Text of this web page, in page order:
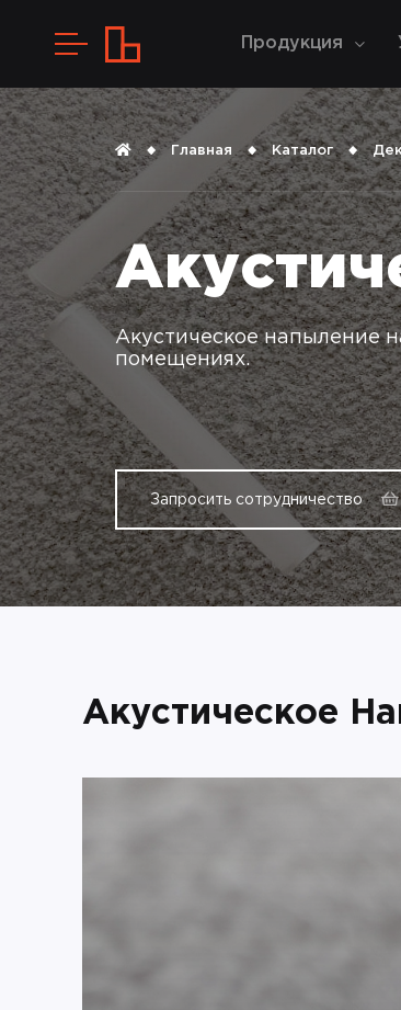
Продукция
Главная Каталог
Акустическое напыление
помещениях.
Запросить сотрудничество
Акустическое